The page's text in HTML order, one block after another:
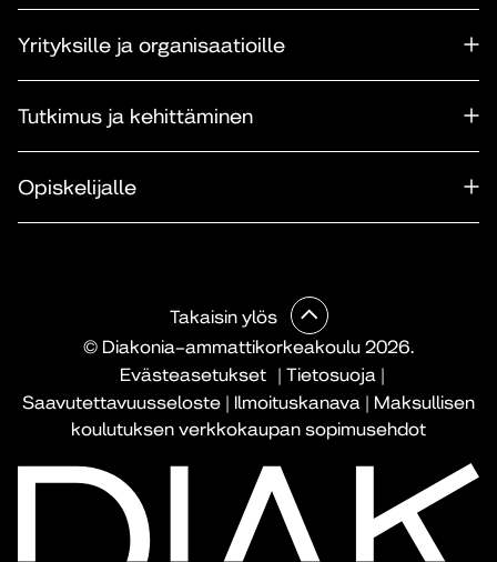
Yrityksille ja organisaatioille
Tutkimus ja kehittäminen
Opiskelijalle
© Diakonia–ammattikorkeakoulu 2026.
Evästeasetukset
| Tietosuoja |
Saavutettavuusseloste | Ilmoituskanava | Maksullisen
koulutuksen verkkokaupan sopimusehdot
Takaisin ylös